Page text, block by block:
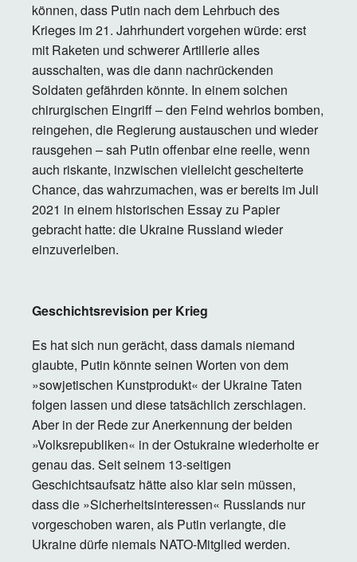
können, dass Putin nach dem Lehrbuch des
Krieges im 21. Jahrhundert vorgehen würde: erst
mit Raketen und schwerer Artillerie alles
ausschalten, was die dann nachrückenden
Soldaten gefährden könnte. In einem solchen
chirurgischen Eingriff – den Feind wehrlos bomben,
reingehen, die Regierung austauschen und wieder
rausgehen – sah Putin offenbar eine reelle, wenn
auch riskante, inzwischen vielleicht gescheiterte
Chance, das wahrzumachen, was er bereits im Juli
2021 in einem historischen Essay zu Papier
gebracht hatte: die Ukraine Russland wieder
einzuverleiben.
Geschichtsrevision per Krieg
Es hat sich nun gerächt, dass damals niemand
glaubte, Putin könnte seinen Worten von dem
»sowjetischen Kunstprodukt« der Ukraine Taten
folgen lassen und diese tatsächlich zerschlagen.
Aber in der Rede zur Anerkennung der beiden
»Volksrepubliken« in der Ostukraine wiederholte er
genau das. Seit seinem 13-seitigen
Geschichtsaufsatz hätte also klar sein müssen,
dass die »Sicherheitsinteressen« Russlands nur
vorgeschoben waren, als Putin verlangte, die
Ukraine dürfe niemals NATO-Mitglied werden.